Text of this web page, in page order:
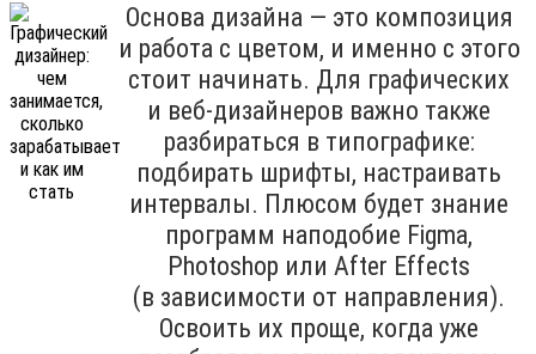
Основа дизайна — это композиция
и работа с цветом, и именно с этого
стоит начинать. Для графических
и веб-дизайнеров важно также
разбираться в типографике:
подбирать шрифты, настраивать
интервалы. Плюсом будет знание
программ наподобие Figma,
Photoshop или After Effects
(в зависимости от направления).
Освоить их проще, когда уже